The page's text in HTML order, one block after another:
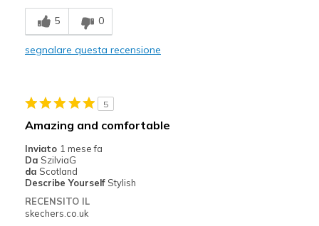
Migliori Utilizzi:
Casual Wear
View On Shoes
Shoes are for Wearing
5 0
segnalare questa recensione
5
Amazing and comfortable
Inviato 1 mese fa
Da SzilviaG
da Scotland
Describe Yourself Stylish
RECENSITO IL
skechers.co.uk